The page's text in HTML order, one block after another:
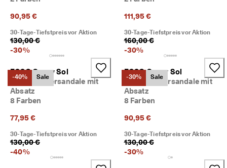
90,95 €
30-Tage-Tiefstpreis vor Aktion
130,00 €
-30%
111,95 €
30-Tage-Tiefstpreis vor Aktion
160,00 €
-30%
-40% Sale
ECCO Gruuv Sol
Damen Ledersandale mit
Absatz
8 Farben
77,95 €
30-Tage-Tiefstpreis vor Aktion
130,00 €
-40%
-30% Sale
ECCO Gruuv Sol
Damen Ledersandale mit
Absatz
8 Farben
90,95 €
30-Tage-Tiefstpreis vor Aktion
130,00 €
-30%